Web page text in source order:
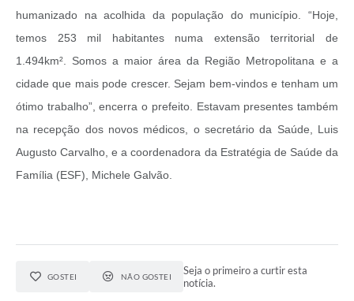
humanizado na acolhida da população do município. “Hoje,
temos 253 mil habitantes numa extensão territorial de
1.494km². Somos a maior área da Região Metropolitana e a
cidade que mais pode crescer. Sejam bem-vindos e tenham um
ótimo trabalho”, encerra o prefeito. Estavam presentes também
na recepção dos novos médicos, o secretário da Saúde, Luis
Augusto Carvalho, e a coordenadora da Estratégia de Saúde da
Família (ESF), Michele Galvão.
GOSTEI NÃO GOSTEI
Seja o primeiro a curtir esta
notícia.